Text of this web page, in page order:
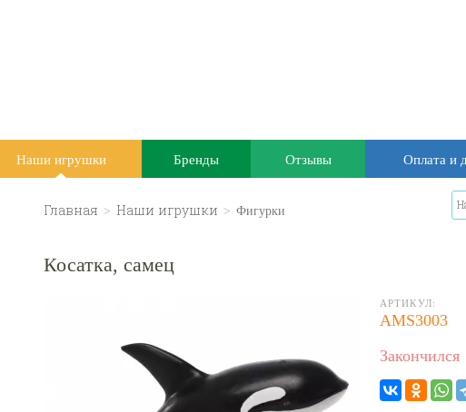
Наши игрушки Бренды Отзывы Оплата и
Главная > Наши игрушки > Фигурки
Косатка, самец
АРТИКУЛ:
AMS3003
Закончился